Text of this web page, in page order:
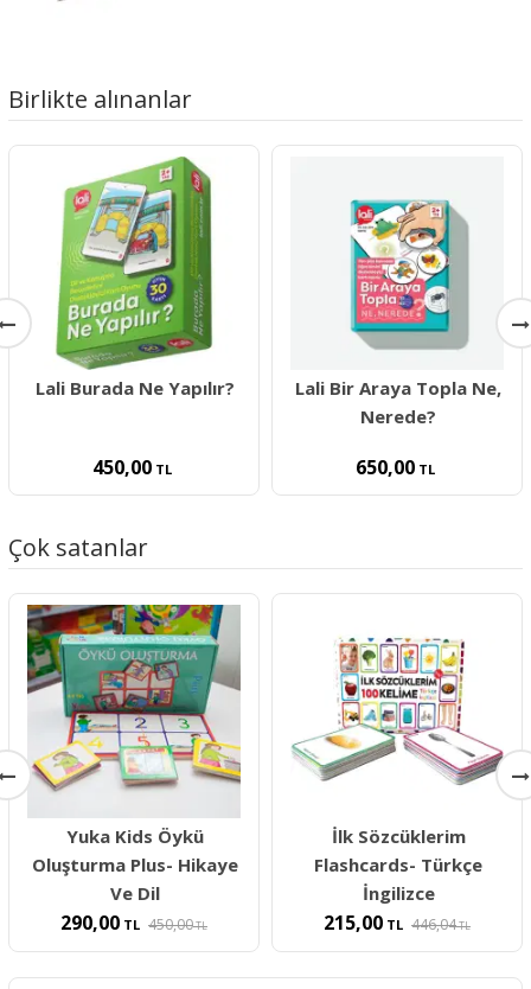
Birlikte alınanlar
Lali Burada Ne Yapılır?
450,00 TL
Lali Bir Araya Topla Ne,
Nerede?
650,00 TL
Çok satanlar
Yuka Kids Öykü
Oluşturma Plus- Hikaye
Ve Dil
290,00 TL 450,00TL
İlk Sözcüklerim
Flashcards- Türkçe
İngilizce
215,00 TL 446,04TL